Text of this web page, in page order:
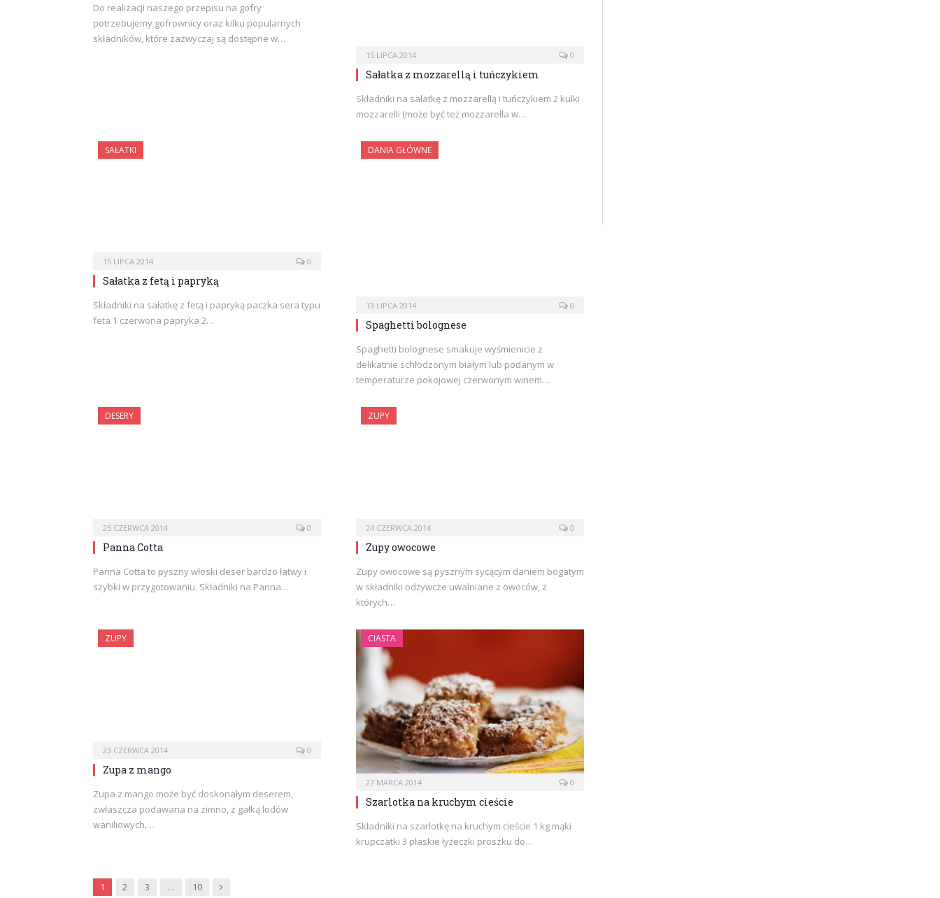
Do realizacji naszego przepisu na gofry
potrzebujemy gofrownicy oraz kilku popularnych
składników, które zazwyczaj są dostępne w…
15 LIPCA 2014 0
Sałatka z mozzarellą i tuńczykiem
Składniki na sałatkę z mozzarellą i tuńczykiem 2 kulki
mozzarelli (może być też mozzarella w…
SAŁATKI
15 LIPCA 2014 0
Sałatka z fetą i papryką
Składniki na sałatkę z fetą i papryką paczka sera typu
feta 1 czerwona papryka 2…
DANIA GŁÓWNE
13 LIPCA 2014 0
Spaghetti bolognese
Spaghetti bolognese smakuje wyśmienicie z
delikatnie schłodzonym białym lub podanym w
temperaturze pokojowej czerwonym winem…
DESERY
25 CZERWCA 2014 0
Panna Cotta
Panna Cotta to pyszny włoski deser bardzo łatwy i
szybki w przygotowaniu. Składniki na Panna…
ZUPY
24 CZERWCA 2014 0
Zupy owocowe
Zupy owocowe są pysznym sycącym daniem bogatym
w składniki odżywcze uwalniane z owoców, z
których…
ZUPY
23 CZERWCA 2014 0
Zupa z mango
Zupa z mango może być doskonałym deserem,
zwłaszcza podawana na zimno, z gałką lodów
waniliowych,…
CIASTA
27 MARCA 2014 0
Szarlotka na kruchym cieście
Składniki na szarlotkę na kruchym cieście 1 kg mąki
krupczatki 3 płaskie łyżeczki proszku do…
1 2 3 … 10 Next